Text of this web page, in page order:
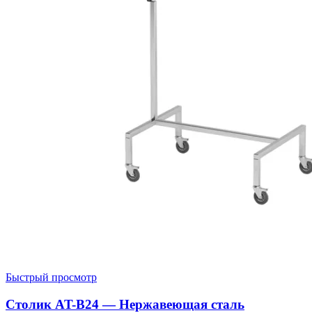
Быстрый просмотр
Столик AT-B24 — Нержавеющая сталь